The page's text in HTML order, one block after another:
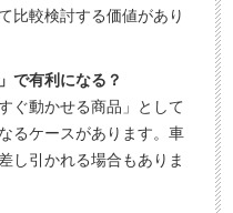
比較検討する価値があり
で有利になる？
ぐ動かせる商品」として
るケースがあります。車
し引かれる場合もありま